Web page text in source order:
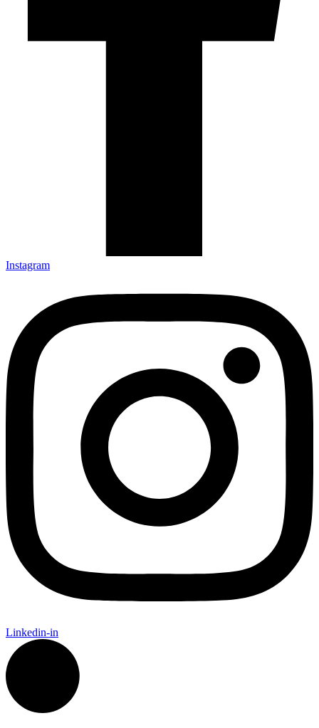
Instagram
Linkedin-in